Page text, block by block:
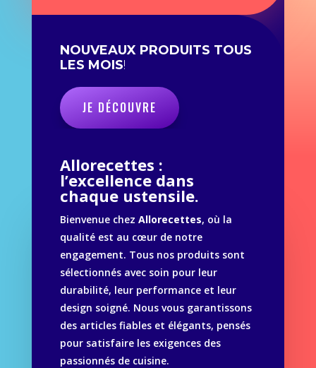
NOUVEAUX PRODUITS TOUS
LES MOIS!
JE DÉCOUVRE
Allorecettes :
l’excellence dans
chaque ustensile.
Bienvenue chez Allorecettes, où la
qualité est au cœur de notre
engagement. Tous nos produits sont
sélectionnés avec soin pour leur
durabilité, leur performance et leur
design soigné. Nous vous garantissons
des articles fiables et élégants, pensés
pour satisfaire les exigences des
passionnés de cuisine.